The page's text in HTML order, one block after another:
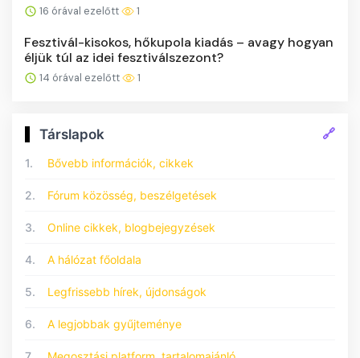
16 órával ezelőtt 1
Fesztivál-kisokos, hőkupola kiadás – avagy hogyan
éljük túl az idei fesztiválszezont?
14 órával ezelőtt 1
Társlapok 🔗
1. Bővebb információk, cikkek
2. Fórum közösség, beszélgetések
3. Online cikkek, blogbejegyzések
4. A hálózat főoldala
5. Legfrissebb hírek, újdonságok
6. A legjobbak gyűjteménye